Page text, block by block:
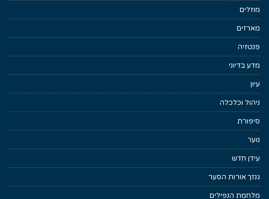
מוזלים
מארזים
פנטזיה
מדע בדיוני
עיון
ניהול וכלכלה
סיפורת
נוער
עידן חדש
גנזך אורות הסער
מלחמת הנפילים